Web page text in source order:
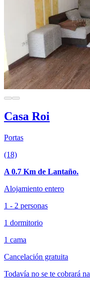
Casa Roi
Portas
(18)
A 0.7 Km de Lantaño.
Alojamiento entero
1 - 2 personas
1 dormitorio
1 cama
Cancelación gratuita
Todavía no se te cobrará